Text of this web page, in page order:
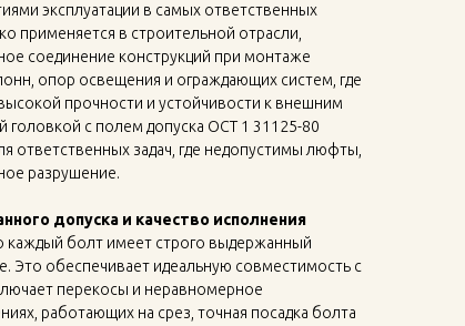
эксплуатации в самых ответственных
применяется в строительной отрасли,
соединение конструкций при монтаже
опор освещения и ограждающих систем, где
прочности и устойчивости к внешним
головкой с полем допуска ОСТ 1 31125-80
ответственных задач, где недопустимы люфты,
разрушение.
допуска и качество исполнения
каждый болт имеет строго выдержанный
Это обеспечивает идеальную совместимость с
перекосы и неравномерное
работающих на срез, точная посадка болта